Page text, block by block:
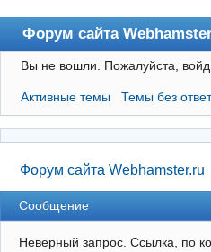
Форум сайта
Форум
Пользователи
Поиск
Регистрация
Вход
Webhamster.ru
Вы не вошли. Пожалуйста,
Активные темы Темы без
Форум сайта Webhamster.ru
Сообщение
Неверный запрос. Ссылка, по